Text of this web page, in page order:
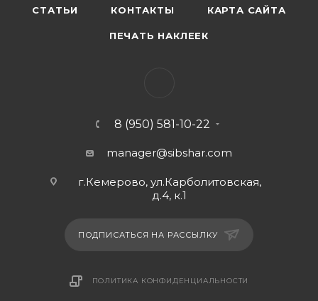
СТАТЬИ КОНТАКТЫ КАРТА САЙТА
ПЕЧАТЬ НАКЛЕЕК
8 (950) 581-10-22
manager@sibshar.com
г.Кемерово, ул.Карболитовская,
д.4, к.1
ПОДПИСАТЬСЯ НА РАССЫЛКУ
ПОЛИТИКА КОНФИДЕНЦИАЛЬНОСТИ